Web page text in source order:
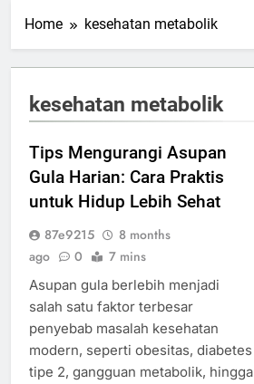
Home kesehatan metabolik
kesehatan metabolik
Tips Mengurangi Asupan
Gula Harian: Cara Praktis
untuk Hidup Lebih Sehat
87e9215
8 months
ago
0 7 mins
Asupan gula berlebih menjadi
salah satu faktor terbesar
penyebab masalah kesehatan
modern, seperti obesitas, diabetes
tipe 2, gangguan metabolik, hingga